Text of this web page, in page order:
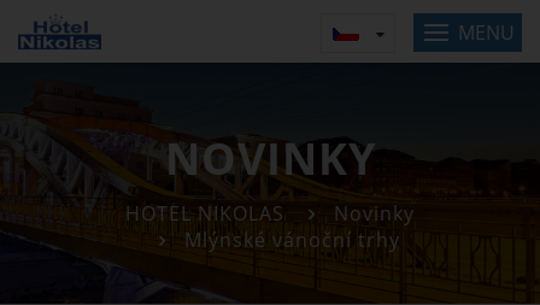
MENU
NOVINKY
HOTEL NIKOLAS
Novinky
Mlýnské vánoční trhy